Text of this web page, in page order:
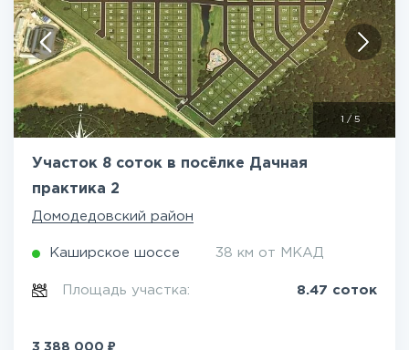
1 / 5
Участок 8 соток в посёлке Дачная
практика 2
Домодедовский район
Каширское шоссе 38 км от МКАД
Площадь участка: 8.47 соток
3 388 000 ₽